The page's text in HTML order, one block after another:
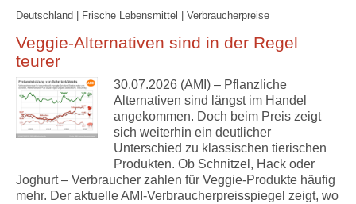
Deutschland | Frische Lebensmittel | Verbraucherpreise
Veggie-Alternativen sind in der Regel
teurer
30.07.2026 (AMI) – Pflanzliche
Alternativen sind längst im Handel
angekommen. Doch beim Preis zeigt
sich weiterhin ein deutlicher
Unterschied zu klassischen tierischen
Produkten. Ob Schnitzel, Hack oder
Joghurt – Verbraucher zahlen für Veggie-Produkte häufig
mehr. Der aktuelle AMI-Verbraucherpreisspiegel zeigt, wo